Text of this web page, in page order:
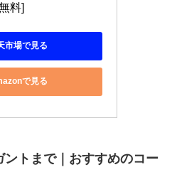
料]
市場で見る
で見る
ントまで｜おすすめのコー